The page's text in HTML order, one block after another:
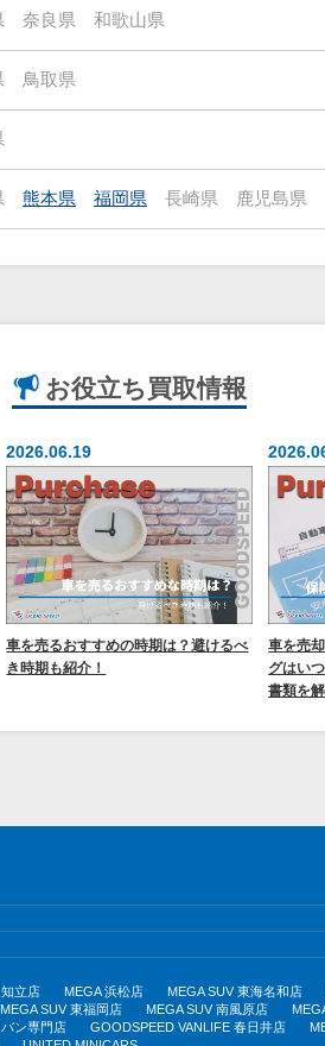
奈良県 和歌山県
鳥取県
熊本県 福岡県 長崎県 鹿児島県
お役立ち 買取情報
2026.06.19
車を売るおすすめの時期は？避けるべ
き時期も紹介！
車を売
グはい
書類を
立店 MEGA 浜松店 MEGA SUV 東海名和店
MEGA SUV 東福岡店 MEGA SUV 南風原店
ン専門店 GOODSPEED VANLIFE 春日井店